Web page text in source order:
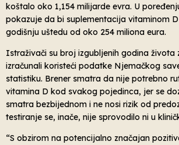
koštalo oko 1,154 milijarde evra. U
pokazuje da bi suplementacija vitaminom
godišnju uštedu od oko 254 miliona eura.
Istraživači su broj izgubljenih godina života
izračunali koristeći podatke Njemačkog
statistiku. Brener smatra da nije potrebno
vitamina D kod svakog pojedinca, jer se
smatra bezbijednom i ne nosi rizik od
testiranje se, inače, nije sprovodilo ni u
“S obzirom na potencijalno značajan